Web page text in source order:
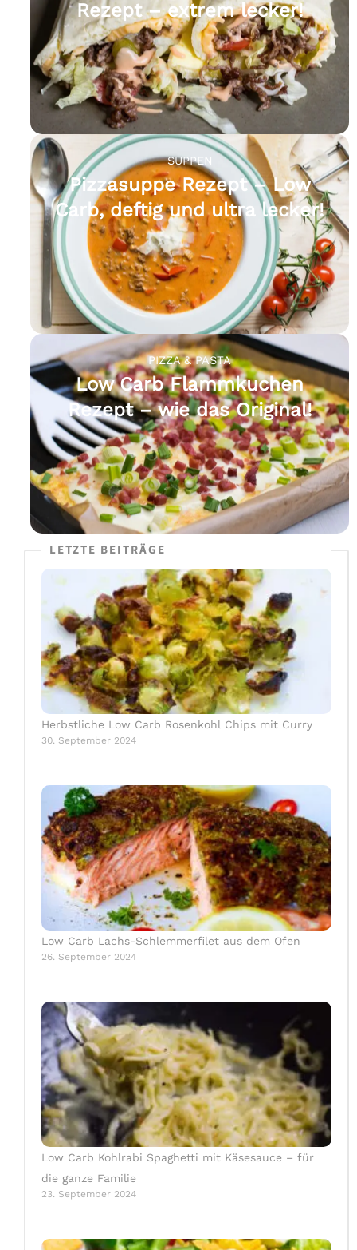
Rezept – extrem lecker!
SUPPEN
Pizzasuppe Rezept – Low
Carb, deftig und ultra lecker!
PIZZA & PASTA
Low Carb Flammkuchen
Rezept – wie das Original!
LETZTE BEITRÄGE
Herbstliche Low Carb Rosenkohl Chips mit Curry
30. September 2024
Low Carb Lachs-Schlemmerfilet aus dem Ofen
26. September 2024
Low Carb Kohlrabi Spaghetti mit Käsesauce – für
die ganze Familie
23. September 2024